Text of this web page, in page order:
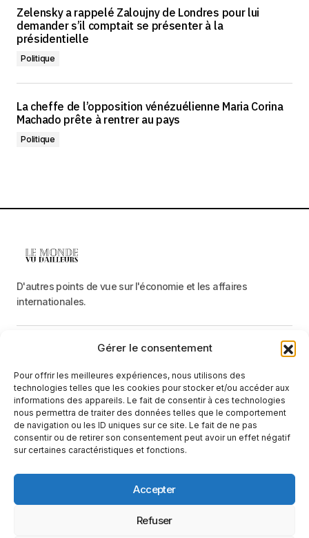
Gérer le consentement
Pour offrir les meilleures expériences, nous utilisons des
technologies telles que les cookies pour stocker et/ou accéder aux
informations des appareils. Le fait de consentir à ces technologies
nous permettra de traiter des données telles que le comportement
de navigation ou les ID uniques sur ce site. Le fait de ne pas
consentir ou de retirer son consentement peut avoir un effet négatif
sur certaines caractéristiques et fonctions.
Accepter
Refuser
Zelensky a rappelé Zaloujny de Londres pour lui
demander s’il comptait se présenter à la
présidentielle
Politique
La cheffe de l’opposition vénézuélienne Maria Corina
Machado prête à rentrer au pays
Politique
D'autres points de vue sur l'économie et les affaires
internationales.
Catégories
Recevez une information neutre et factuelle
E-mail
En cliquant sur le bouton « S'abonner », vous confirmez que vous
avez lu et que vous acceptez notrepolitique de confidentialité
conditions d'utilisation.